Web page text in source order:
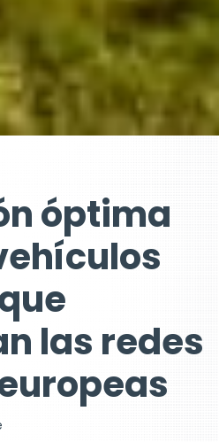
óptima
las redes